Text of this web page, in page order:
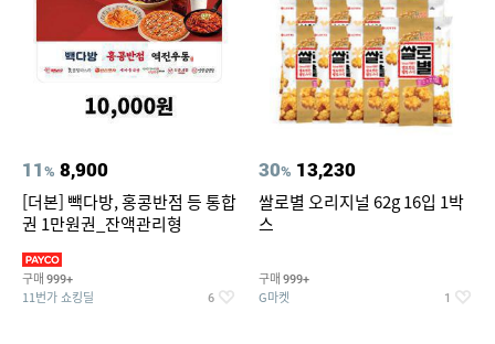
11% 8,900
[더본] 빽다방, 홍콩반점 등 통합
권 1만원권_잔액관리형
구매 999+
11번가 쇼킹딜 6
30% 13,230
쌀로별 오리지널 62g 16입 1박
스
구매 999+
G마켓 1